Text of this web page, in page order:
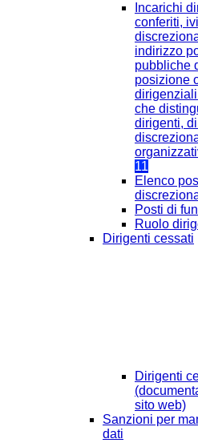
Incarichi
conferiti,
indirizzo
pubbliche
posizione
che
dirigenti,
11
Elenco
Posti di
Ruolo
Dirigenti cessati
Dirigenti
sito web)
Sanzioni per
dati